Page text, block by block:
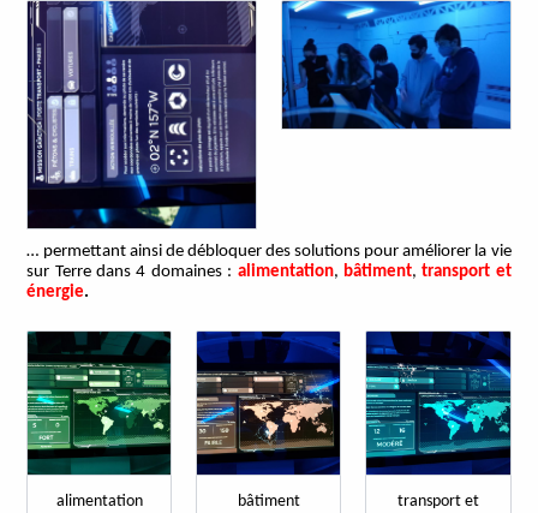
… permettant ainsi de débloquer des solutions pour améliorer la vie
sur Terre dans 4 domaines : alimentation, bâtiment,transport et
énergie.
alimentation bâtiment
transport et